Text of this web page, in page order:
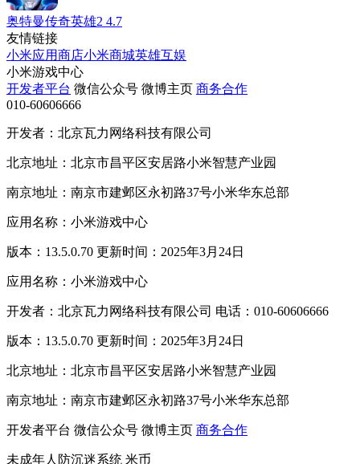
奥特曼传奇英雄2 4.7
友情链接
小米应用商店小米商城英雄互娱
小米游戏中心
开发者平台 微信公众号 微博主页 商务合作
010-60606666
开发者：北京瓦力网络科技有限公司
北京地址：北京市昌平区安居路小米智慧产业园
南京地址：南京市建邺区永初路37号小米华东总部
应用名称：小米游戏中心
版本：13.5.0.70 更新时间：2025年3月24日
应用名称：小米游戏中心
开发者：北京瓦力网络科技有限公司 电话：010-60606666
版本：13.5.0.70 更新时间：2025年3月24日
北京地址：北京市昌平区安居路小米智慧产业园
南京地址：南京市建邺区永初路37号小米华东总部
开发者平台 微信公众号 微博主页 商务合作
未成年人防沉迷系统 米币